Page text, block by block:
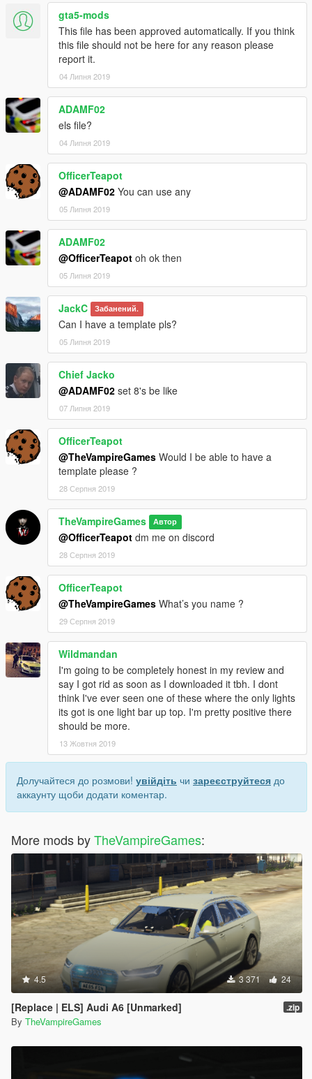
gta5-mods
This file has been approved automatically. If you think
this file should not be here for any reason please
report it.
04 Липня 2019
ADAMF02
els file?
04 Липня 2019
OfficerTeapot
@ADAMF02 You can use any
05 Липня 2019
ADAMF02
@OfficerTeapot oh ok then
05 Липня 2019
JackC Забанений.
Can I have a template pls?
05 Липня 2019
Chief Jacko
@ADAMF02 set 8's be like
07 Липня 2019
OfficerTeapot
@TheVampireGames Would I be able to have a
template please ?
28 Серпня 2019
TheVampireGames Автор
@OfficerTeapot dm me on discord
28 Серпня 2019
OfficerTeapot
@TheVampireGames What’s you name ?
29 Серпня 2019
Wildmandan
I'm going to be completely honest in my review and
say I got rid as soon as I downloaded it tbh. I dont
think I've ever seen one of these where the only lights
its got is one light bar up top. I'm pretty positive there
should be more.
13 Жовтня 2019
Долучайтеся до розмови! увійдіть чи зареєструйтеся до
аккаунту щоби додати коментар.
More mods byTheVampireGames:
4.5 3 371 24
[Replace | ELS] Audi A6 [Unmarked] .zip
By TheVampireGames